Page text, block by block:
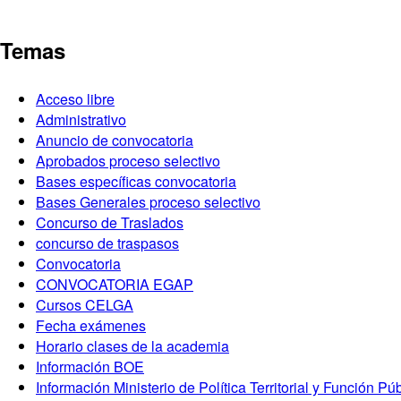
Temas
Acceso libre
Administrativo
Anuncio de convocatoria
Aprobados proceso selectivo
Bases específicas convocatoria
Bases Generales proceso selectivo
Concurso de Traslados
concurso de traspasos
Convocatoria
CONVOCATORIA EGAP
Cursos CELGA
Fecha exámenes
Horario clases de la academia
Información BOE
Información Ministerio de Política Territorial y Función